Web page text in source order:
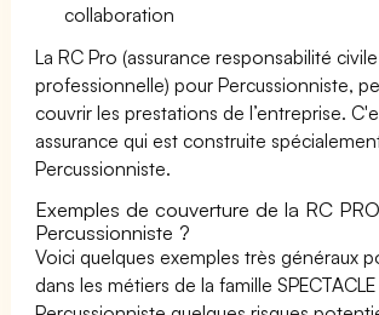
collaboration
La RC Pro (assurance responsabilité civile
professionnelle) pour Percussionniste,
couvrir les prestations de l’entreprise.
assurance qui est construite
Percussionniste.
Exemples de couverture de la RC
Percussionniste ?
Voici quelques exemples très généraux
dans les métiers de la famille